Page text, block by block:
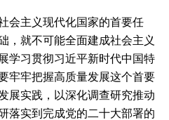
主义现代化国家的首要任
，就不可能全面建成社会主义
学习贯彻习近平新时代中国特
牢牢把握高质量发展这个首要
展实践，以深化调查研究推动
落实到完成党的二十大部署的